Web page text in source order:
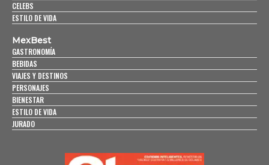
CELEBS
ESTILO DE VIDA
MexBest
GASTRONOMÍA
BEBIDAS
VIAJES Y DESTINOS
PERSONAJES
BIENESTAR
ESTILO DE VIDA
JURADO